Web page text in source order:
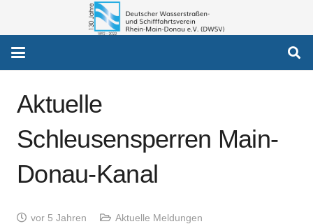
Aktuelle
Schleusensperren Main-
Donau-Kanal
vor 5 Jahren Aktuelle Meldungen